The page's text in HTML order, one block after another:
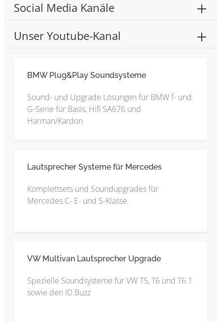
Social Media Kanäle
Unser Youtube-Kanal
BMW Plug&Play Soundsysteme
Sound- und Upgrade Lösungen für BMW f- und
G-Serie für Basis, Hifi SA676 und
Harman/Kardon
Lautsprecher Systeme für Mercedes
Komplettsets und Soundupgrades für
Mercedes C- E- und S-Klasse
VW Multivan Lautsprecher Upgrade
Spezielle Soundsysteme für VW T5, T6 und T6.1
sowie den ID.Buzz